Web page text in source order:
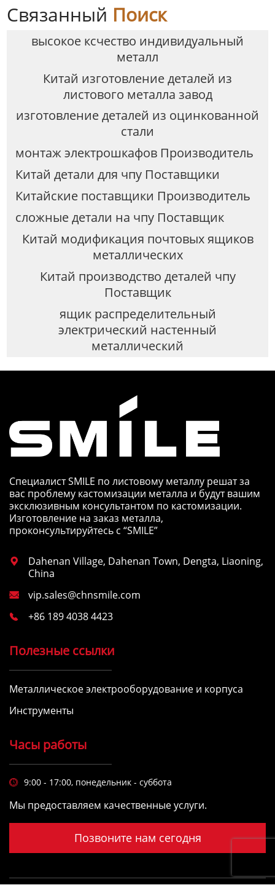
для инструментов.
Связанный Поиск
высокое ксчество индивидуальный
металл
Китай изготовление деталей из
листового металла завод
изготовление деталей из оцинкованной
стали
монтаж электрошкафов Производитель
Китай детали для чпу Поставщики
Китайские поставщики Производитель
сложные детали на чпу Поставщик
Китай модификация почтовых ящиков
металлических
Китай производство деталей чпу
Поставщик
ящик распределительный
электрический настенный
металлический
Специалист SMILE по листовому металлу решат за
вас проблему кастомизации металла и будут вашим
эксклюзивным консультантом по кастомизации.
Изготовление на заказ металла,
проконсультируйтесь с “SMILE”

Dahenan Village, Dahenan Town, Dengta, Liaoning,
China
 vip.sales@chnsmile.com
 +86 189 4038 4423
Полезные ссылки
Металлическое электрооборудование и корпуса
Инструменты
Часы работы
 9:00 - 17:00, понедельник - суббота
Мы предоставляем качественные услуги.
Позвоните нам сегодня